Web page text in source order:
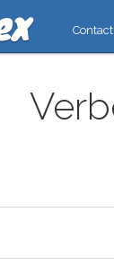
Contact